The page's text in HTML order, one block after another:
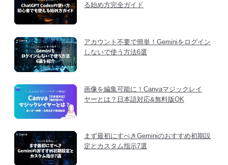
る始め方完全ガイド
アカウント不要で簡単！Geminiをログイン
しないで使う方法6選
画像を編集可能に！Canvaマジックレイ
ヤーとは？日本語対応&無料版OK
まず最初にすべきGeminiのおすすめ初期設
定とカスタム指示7選